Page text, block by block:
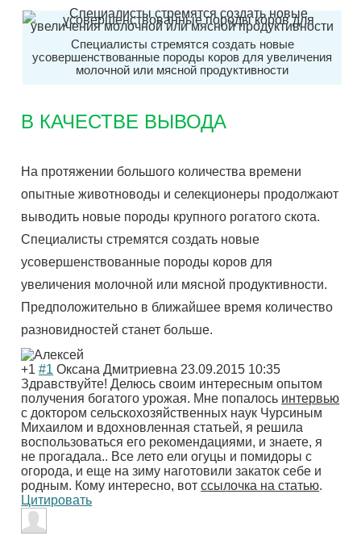
Специалисты стремятся создать новые
усовершенствованные породы коров для увеличения
молочной или мясной продуктивности
В КАЧЕСТВЕ ВЫВОДА
На протяжении большого количества времени
опытные животноводы и селекционеры продолжают
выводить новые породы крупного рогатого скота.
Специалисты стремятся создать новые
усовершенствованные породы коров для
увеличения молочной или мясной продуктивности.
Предположительно в ближайшее время количество
разновидностей станет больше.
+1 #1 Оксана Дмитриевна 23.09.2015 10:35
Здравствуйте! Делюсь своим интересным опытом
получения богатого урожая. Мне попалось интервью
с доктором сельскохозяйственных наук Чурсиным
Михаилом и вдохновленная статьей, я решила
воспользоваться его рекомендациями, и знаете, я
не прогадала.. Все лето ели огуцы и помидоры с
огорода, и еще на зиму наготовили закаток себе и
родным. Кому интересно, вотссылочка на статью.
Цитировать